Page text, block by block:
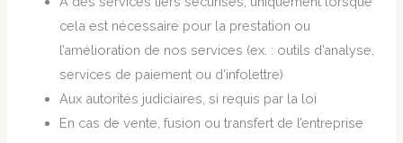
cela est nécessaire pour la prestation ou
l’amélioration de nos services (ex. : outils d’analyse,
services de paiement ou d’infolettre)
Aux autorités judiciaires, si requis par la loi
En cas de vente, fusion ou transfert de l’entreprise